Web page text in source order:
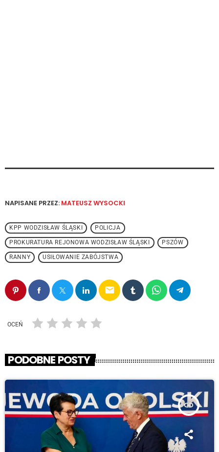
NAPISANE PRZEZ: MATEUSZ WYSOCKI
KPP WODZISŁAW ŚLĄSKI POLICJA
PROKURATURA REJONOWA WODZISŁAW ŚLĄSKI PSZÓW
RANNY USIŁOWANIE ZABÓJSTWA
email
OCEŃ
PODOBNE POSTY
insert_link